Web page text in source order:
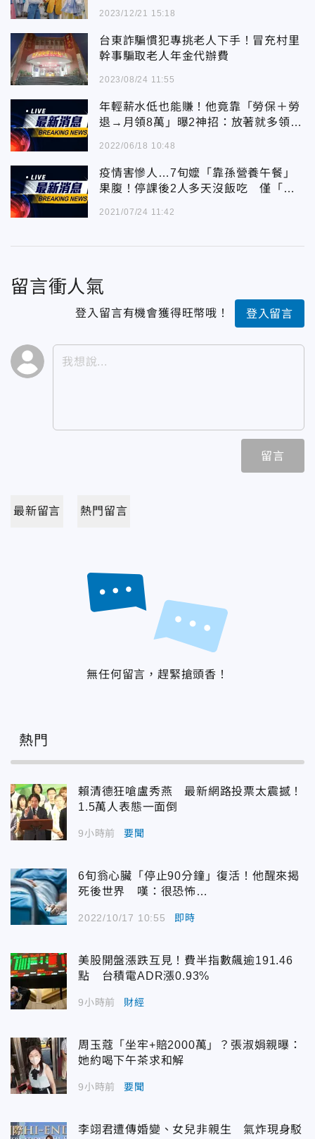
2023/12/21 15:18
台東詐騙慣犯專挑老人下手！冒充村里
幹事騙取老人年金代辦費
2023/08/24 11:55
年輕薪水低也能賺！他竟靠「勞保＋勞
退→月領8萬」曝2神招：放著就多領2
2022/06/18 10:48
疫情害慘人…7旬嬤「靠孫營養午餐」
果腹！停課後2人多天沒飯吃 僅「吃
2021/07/24 11:42
留言衝人氣
登入留言有機會獲得旺幣哦！ 登入留言
留言
最新留言 熱門留言
無任何留言，趕緊搶頭香！
熱門
賴清德狂嗆盧秀燕 最新網路投票太震撼！
1.5萬人表態一面倒
9小時前 要聞
6旬翁心臟「停止90分鐘」復活！他醒來揭
死後世界 嘆：很恐怖…
2022/10/17 10:55 即時
美股開盤漲跌互見！費半指數飆逾191.46
點 台積電ADR漲0.93%
9小時前 財經
周玉蔻「坐牢+賠2000萬」？張淑娟親曝：
她約喝下午茶求和解
9小時前 要聞
李翊君遭傳婚變、女兒非親生 氣炸現身駁